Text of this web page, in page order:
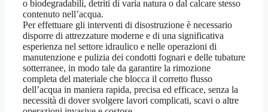
o biodegradabili, detriti di varia natura o dal calcare stesso
contenuto nell’acqua.
Per effettuare gli interventi di disostruzione è necessario
disporre di attrezzature moderne e di una significativa
esperienza nel settore idraulico e nelle operazioni di
manutenzione e pulizia dei condotti fognari e delle tubature
sotterranee, in modo tale da garantire la rimozione
completa del materiale che blocca il corretto flusso
dell’acqua in maniera rapida, precisa ed efficace, senza la
necessità di dover svolgere lavori complicati, scavi o altre